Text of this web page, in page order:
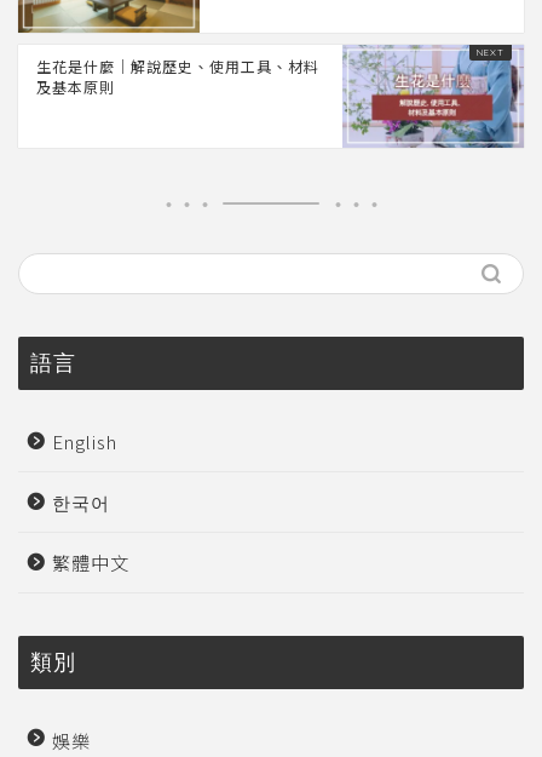
生花是什麼｜解說歷史、使用工具、材料
及基本原則
語言
English
한국어
繁體中文
類別
娛樂